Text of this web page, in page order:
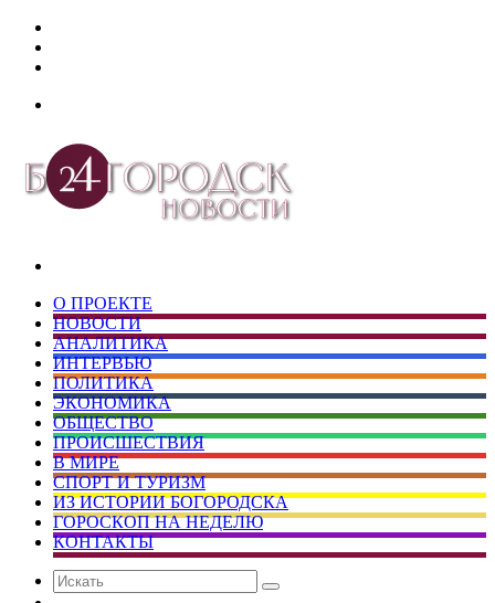
О ПРОЕКТЕ
НОВОСТИ
АНАЛИТИКА
ИНТЕРВЬЮ
ПОЛИТИКА
ЭКОНОМИКА
ОБЩЕСТВО
ПРОИСШЕСТВИЯ
В МИРЕ
СПОРТ И ТУРИЗМ
ИЗ ИСТОРИИ БОГОРОДСКА
ГОРОСКОП НА НЕДЕЛЮ
КОНТАКТЫ
Искать